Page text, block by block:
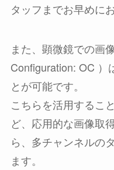
タッフまでお早めに
また、顕微鏡での画
Configuration: OC ）
とが可能です。
こちらを活用するこ
ど、応用的な画像取
ら、多チャンネルの
ます。